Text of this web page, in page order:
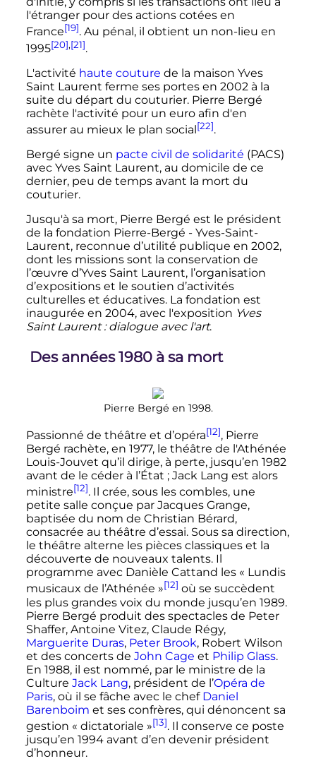
l'étranger pour des actions cotées en
France[19]. Au pénal, il obtient un non-lieu en
1995[20],[21].
L'activité haute couture de la maison Yves
Saint Laurent ferme ses portes en 2002 à la
suite du départ du couturier. Pierre Bergé
rachète l'activité pour un euro afin d'en
assurer au mieux le plan social [22].
Bergé signe un pacte civil de solidarité (PACS)
avec Yves Saint Laurent, au domicile de ce
dernier, peu de temps avant la mort du
couturier.
Jusqu'à sa mort, Pierre Bergé est le président
de la fondation Pierre-Bergé - Yves-Saint-
Laurent, reconnue d’utilité publique en 2002,
dont les missions sont la conservation de
l’œuvre d’Yves Saint Laurent, l’organisation
d’expositions et le soutien d’activités
culturelles et éducatives. La fondation est
inaugurée en 2004, avec l'exposition Yves
Saint Laurent : dialogue avec l'art.
Des années 1980 à sa mort
Pierre Bergé en 1998.
Passionné de théâtre et d’opéra[12], Pierre
Bergé rachète, en 1977, le théâtre de l'Athénée
Louis-Jouvet qu’il dirige, à perte, jusqu’en 1982
avant de le céder à l’État ; Jack Lang est alors
ministre[12]. Il crée, sous les combles, une
petite salle conçue par Jacques Grange,
baptisée du nom de Christian Bérard,
consacrée au théâtre d’essai. Sous sa direction,
le théâtre alterne les pièces classiques et la
découverte de nouveaux talents. Il
programme avec Danièle Cattand les « Lundis
musicaux de l’Athénée »[12] où se succèdent
les plus grandes voix du monde jusqu’en 1989.
Pierre Bergé produit des spectacles de Peter
Shaffer, Antoine Vitez, Claude Régy,
Marguerite Duras, Peter Brook, Robert Wilson
et des concerts de John Cage et Philip Glass.
En 1988, il est nommé, par le ministre de la
Culture Jack Lang, président de l’Opéra de
Paris, où il se fâche avec le chef Daniel
Barenboim et ses confrères, qui dénoncent sa
gestion « dictatoriale »[13]. Il conserve ce poste
jusqu’en 1994 avant d’en devenir président
d’honneur.